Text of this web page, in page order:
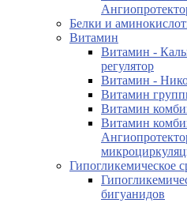
Белки и
Витамин
Витамин -
регулятор
Витамин -
Витамин
Витамин
Витамин
Гипогликемическое
бигуанидов